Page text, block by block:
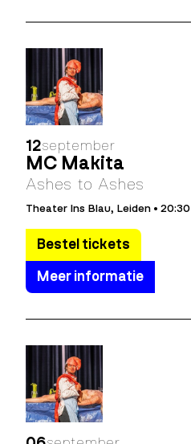
12september
MC Makita
Ashes to Ashes
Theater Ins Blau, Leiden • 20:30
Bestel tickets
Meer informatie